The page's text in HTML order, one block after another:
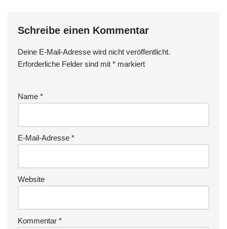
Schreibe einen Kommentar
Deine E-Mail-Adresse wird nicht veröffentlicht.
Erforderliche Felder sind mit * markiert
Name *
E-Mail-Adresse *
Website
Kommentar *